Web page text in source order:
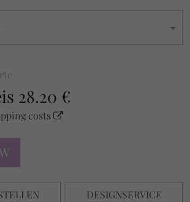
28.20 €
costs
DESIGNSERVICE